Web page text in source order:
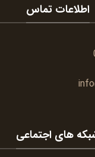
اطلاعات تماس
های اجتماعی